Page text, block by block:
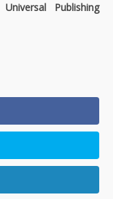
Universal Publishing